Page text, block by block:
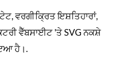
ਵਰਗੀਕ੍ਰਿਤ ਇਸ਼ਤਿਹਾਰਾਂ,
ਵੈੱਬਸਾਈਟ 'ਤੇ SVG ਨਕਸ਼ੇ
ਹੈ।.